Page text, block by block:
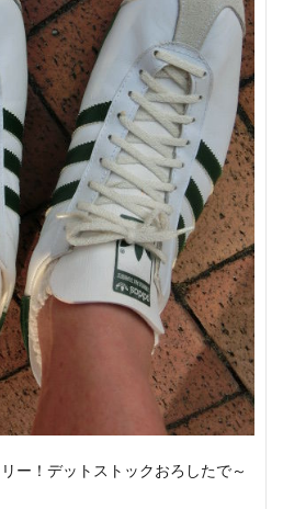
ー！デットストックおろしたで～